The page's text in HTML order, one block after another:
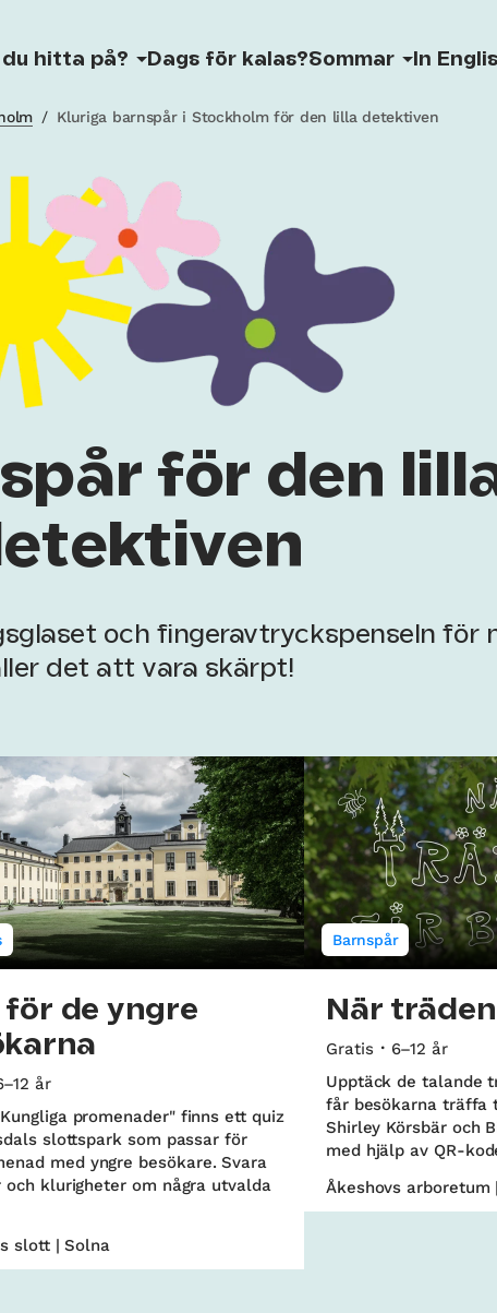
du hitta på? Dags för kalas?Sommar In
/ Kluriga barnspår i Stockholm för den lilla detektiven
för den
och fingeravtryckspenseln för
det att vara skärpt!
för de yngre
år
promenader" finns ett quiz
slottspark som passar för
med yngre besökare. Svara
och klurigheter om några utvalda
slott | Solna
Barnspår
När
Gratis
6–12 år
Upptäck de talande
får besökarna träffa
Shirley Körsbär och
med hjälp av QR-
Åkeshovs arboretum